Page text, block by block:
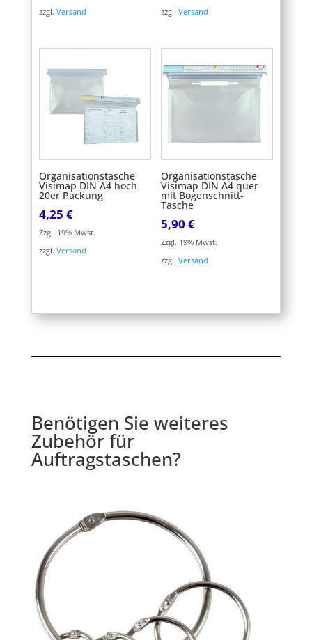
zzgl. Versand
zzgl. Versand
Organisationstasche
Visimap DIN A4 hoch
20er Packung
4,25 €
Zzgl. 19% Mwst.
zzgl. Versand
Organisationstasche
Visimap DIN A4 quer
mit Bogenschnitt-
Tasche
5,90 €
Zzgl. 19% Mwst.
zzgl. Versand
Benötigen Sie weiteres
Zubehör für
Auftragstaschen?